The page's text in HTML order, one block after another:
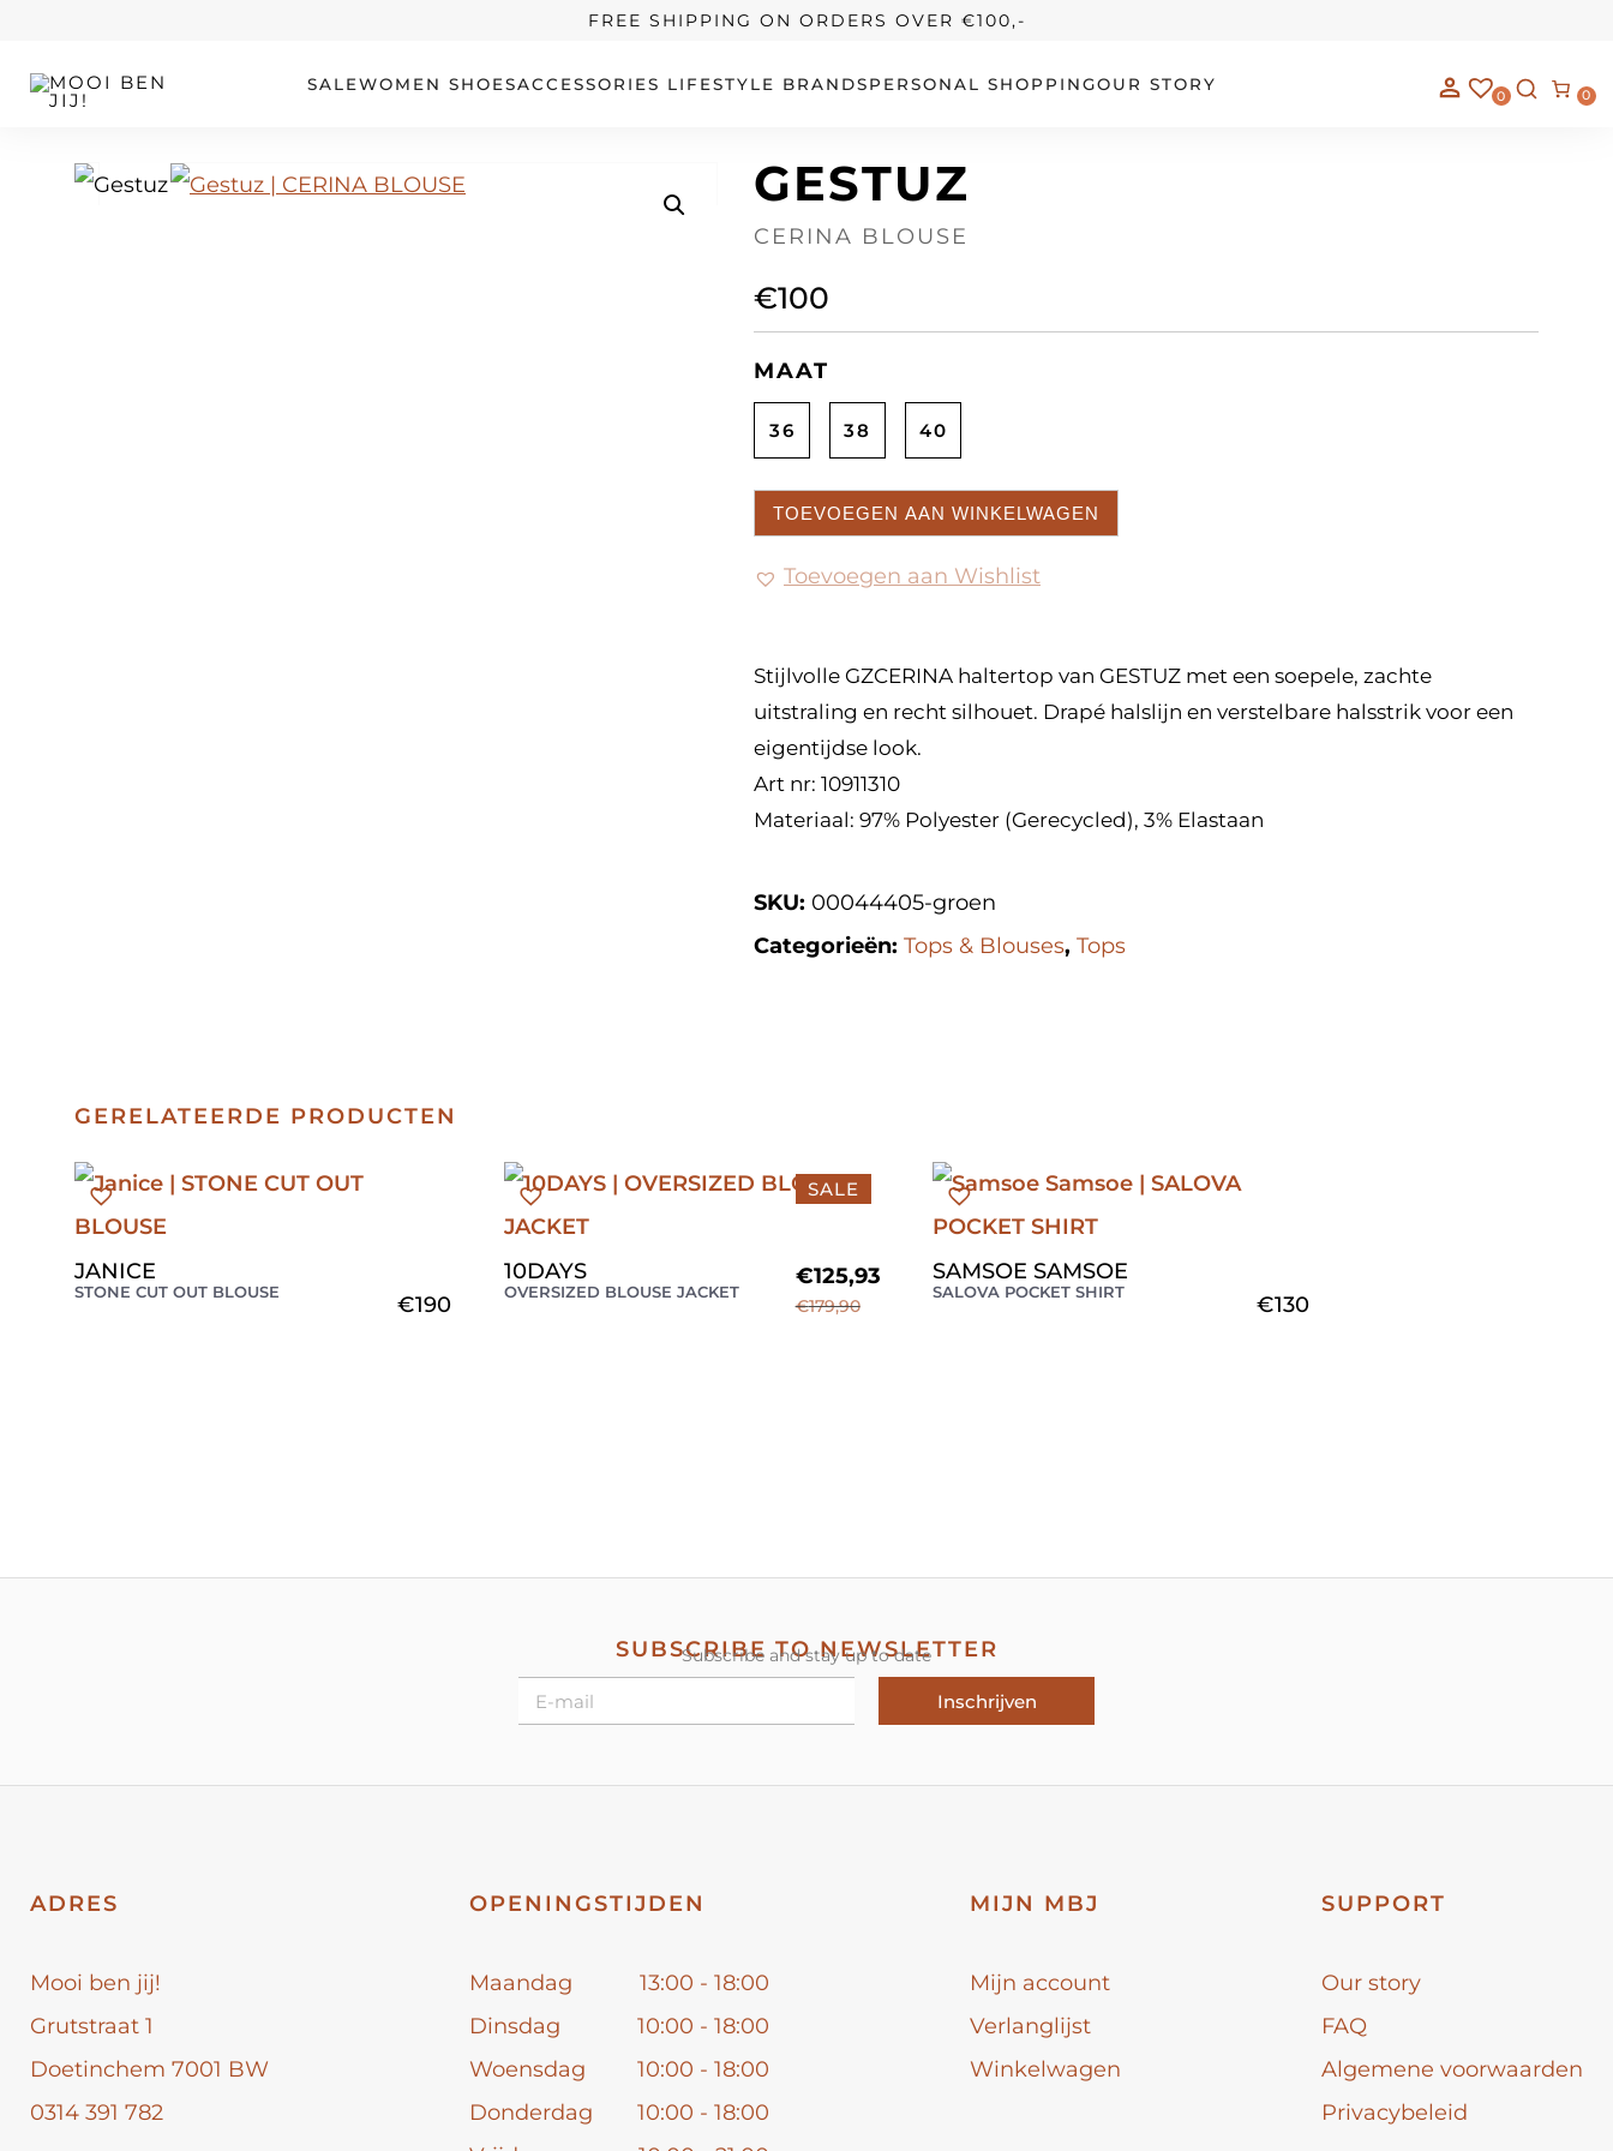
FREE SHIPPING ON ORDERS OVER €100,-
SALEWOMEN SHOESACCESSORIES LIFESTYLE BRANDSPERSONAL SHOPPINGOUR STORY
0 0
GESTUZ
CERINA BLOUSE
€100
MAAT
36 38 40
TOEVOEGEN AAN WINKELWAGEN
Toevoegen aan Wishlist
Stijlvolle GZCERINA haltertop van GESTUZ met een soepele, zachte
uitstraling en recht silhouet. Drapé halslijn en verstelbare halsstrik voor een
eigentijdse look.
Art nr: 10911310
Materiaal: 97% Polyester (Gerecycled), 3% Elastaan
SKU: 00044405-groen
Categorieën: Tops & Blouses, Tops
GERELATEERDE PRODUCTEN
JANICE
STONE CUT OUT BLOUSE €190
10DAYS
OVERSIZED BLOUSE JACKET
€179,90
€125,93
SALE
SAMSOE SAMSOE
SALOVA POCKET SHIRT €130
SUBSCRIBE TO NEWSLETTER
Subscribe and stay up to date
Inschrijven
ADRES
Mooi ben jij!
Grutstraat 1
Doetinchem 7001 BW
0314 391 782
OPENINGSTIJDEN
Maandag
13:00 - 18:00
Dinsdag
10:00 - 18:00
Woensdag
10:00 - 18:00
Donderdag
10:00 - 18:00
MIJN MBJ
Mijn account
Verlanglijst
Winkelwagen
SUPPORT
Our story
FAQ
Algemene voorwaarden
Privacybeleid